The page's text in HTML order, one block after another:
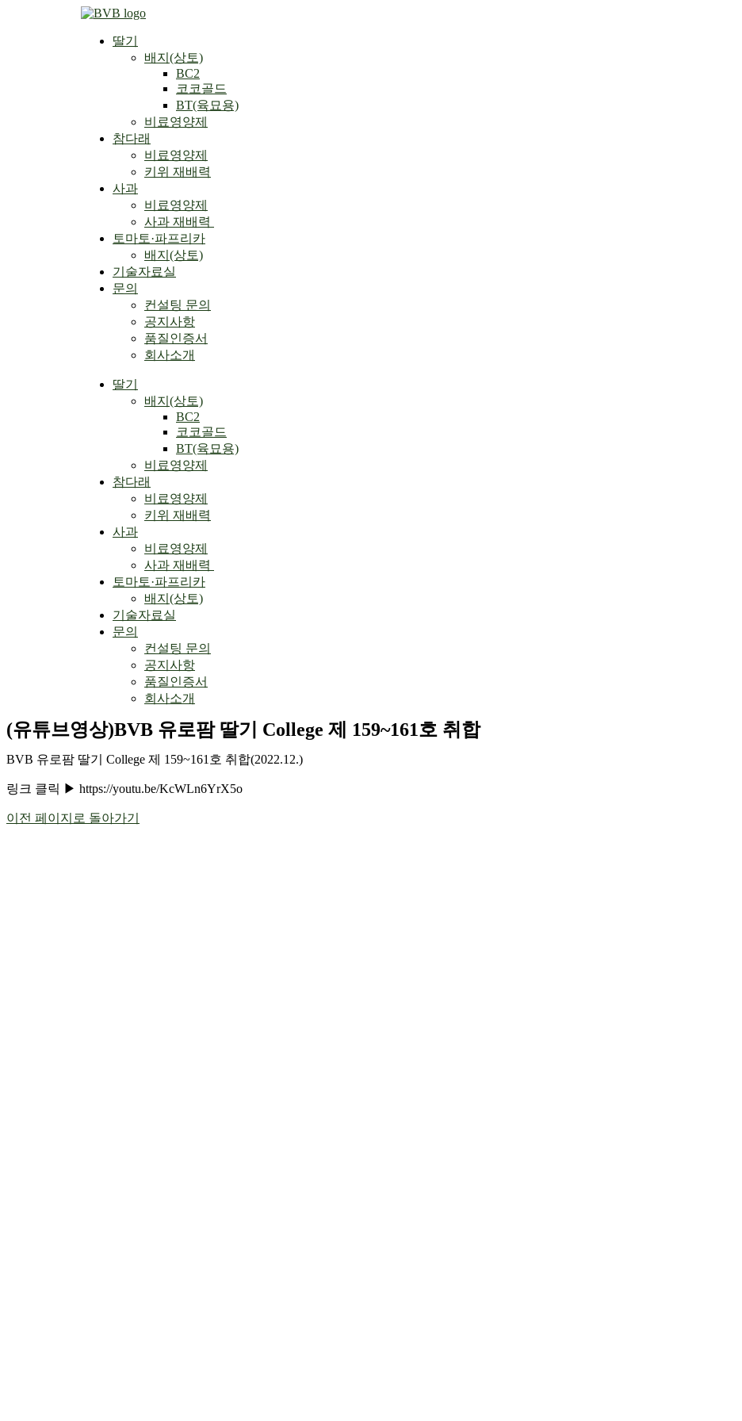
딸기
배지(상토)
BC2
코코골드
BT(육묘용)
비료영양제
참다래
비료영양제
키위 재배력
사과
비료영양제
사과 재배력 ​
토마토·파프리카
배지(상토)
기술자료실
문의
컨설팅 문의
공지사항
품질인증서
회사소개
Menu
딸기
배지(상토)
BC2
코코골드
BT(육묘용)
비료영양제
참다래
비료영양제
키위 재배력
사과
비료영양제
사과 재배력 ​
토마토·파프리카
배지(상토)
기술자료실
문의
컨설팅 문의
공지사항
품질인증서
회사소개
(유튜브영상)BVB 유로팜 딸기 College 제 159~161호 취합
BVB 유로팜 딸기 College 제 159~161호 취합(2022.12.)
링크 클릭 ▶ https://youtu.be/KcWLn6YrX5o
이전 페이지로 돌아가기